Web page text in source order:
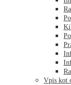
Vpis kot